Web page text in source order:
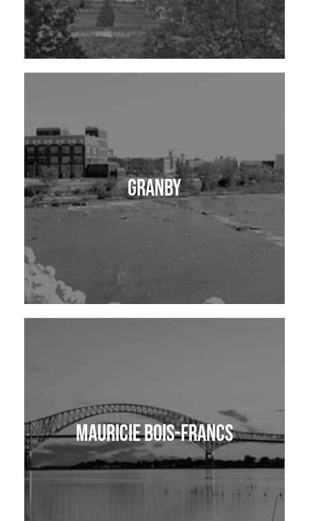
Granby
Mauricie Bois-Francs